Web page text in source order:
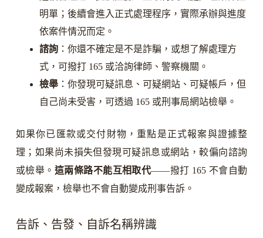
明單；後續會進入正式處理程序，實際承辦與進度
依案件情況而定。
諮詢：你還不確定是不是詐騙，或想了解處理方
式，可撥打 165 或洽詢律師、警察機關。
檢舉：你發現可疑訊息、可疑網站、可疑帳戶，但
自己尚未受害，可透過 165 或刑事局網站檢舉。
如果你已匯款或交付財物，重點是正式報案與證據整
理；如果尚未損失但發現可疑訊息或網站，較偏向諮詢
或檢舉。 這兩條路不能互相取代——撥打 165 不會自動
變成報案，檢舉也不會自動變成刑事告訴。
告訴、告發、自訴名稱辨識